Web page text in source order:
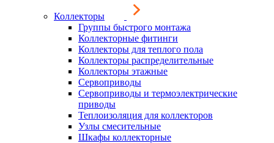
Коллекторы
Группы быстрого монтажа
Коллекторные фитинги
Коллекторы для теплого пола
Коллекторы распределительные
Коллекторы этажные
Сервоприводы
Сервоприводы и термоэлектрические
приводы
Теплоизоляция для коллекторов
Узлы смесительные
Шкафы коллекторные